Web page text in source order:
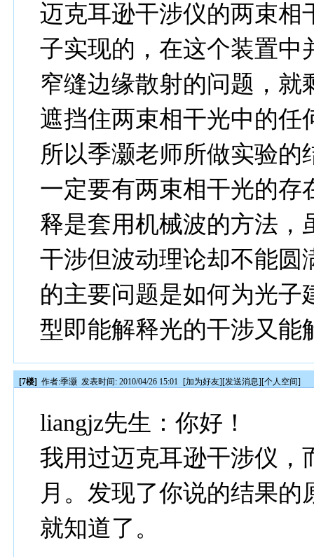
迈克耳逊干涉仪的两束相
子实现的，在这个装置中
窄缝边缘散射的问题，就
遮挡住两束相干光中的任
所以季灏老师所做实验
一定要有两束相干光的存
释是套用机械波的方法，
干涉但波动理论却不能圆
的主要问题是如何为光子
型即能解释光的干涉又能
[7楼] 作者:季灏 发表时间: 2010/04/26 15:01 [加为好友][发送消息][个人空间]
liangjz先生：你好！
我用过迈克耳逊干涉仪，
月。发现了你说的结果
就知道了。